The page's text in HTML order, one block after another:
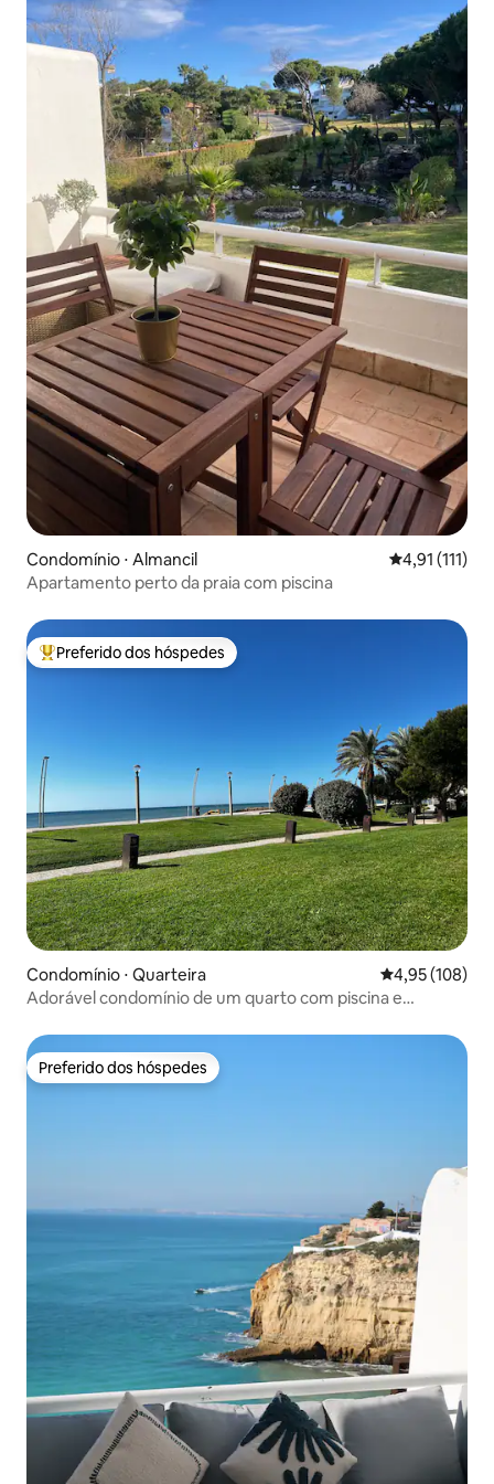
Condomínio ⋅ Almancil 4,91 de uma
4,91 (111)
Apartamento perto da praia com piscina
Entre os melhores preferidos dos hóspedes
Preferido dos hóspedes
Condomínio ⋅ Quarteira 4,95 de uma
4,95 (108)
Adorável condomínio de um quarto com piscina e
Preferido dos hóspedes
Preferido dos hóspedes